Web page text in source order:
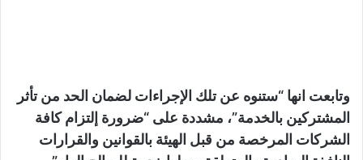
وتابعت انها “ستنوه عن تلك الإجراءات لضمان الحد من تأثر
المشتركين بالخدمة”، مشددة على “ضرورة إلتزام كافة
الشركات المرخصة من قبل الهيئة بالقوانين والقرارات